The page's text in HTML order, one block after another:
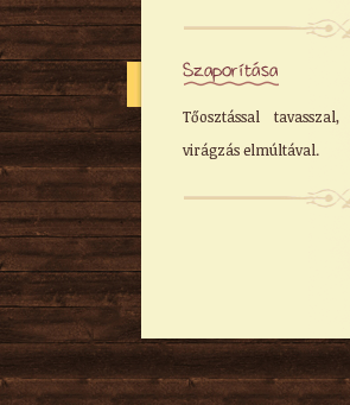
Szaporítása
Tőosztással
virágzás elmúltával.